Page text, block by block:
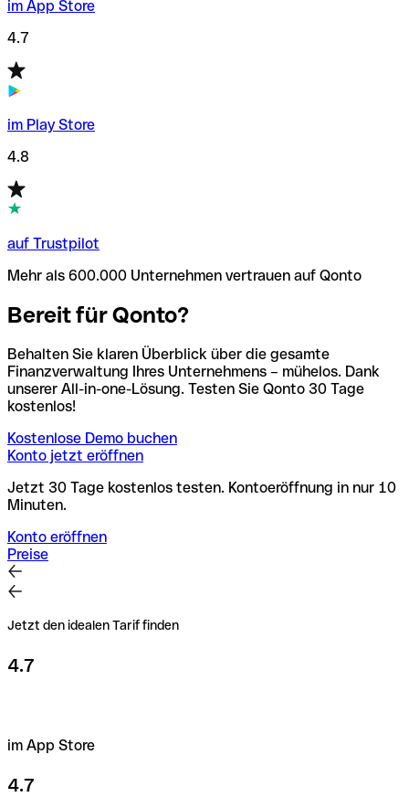
im App Store
4.7
im Play Store
4.8
auf Trustpilot
Mehr als 600.000 Unternehmen vertrauen auf Qonto
Bereit für Qonto?
Behalten Sie klaren Überblick über die gesamte
Finanzverwaltung Ihres Unternehmens – mühelos. Dank
unserer All-in-one-Lösung. Testen Sie Qonto 30 Tage
kostenlos!
Kostenlose Demo buchen
Konto jetzt eröffnen
Jetzt 30 Tage kostenlos testen. Kontoeröffnung in nur 10
Minuten.
Konto eröffnen
Preise
Jetzt den idealen Tarif finden
4.7
im App Store
4.7